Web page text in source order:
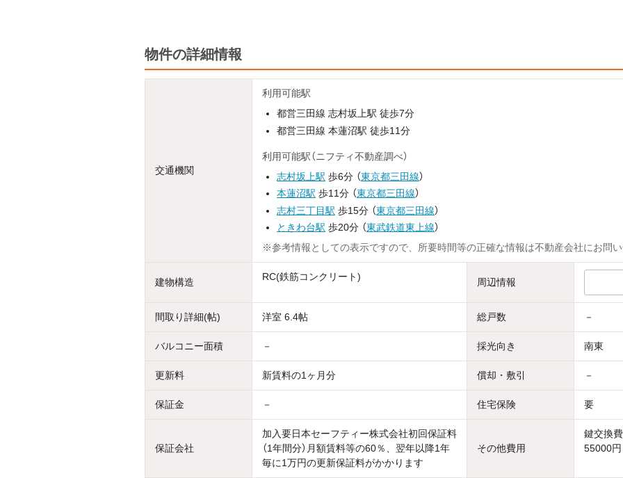
物件の詳細情報
交通機関
利用可能駅
都営三田線 志村坂上駅 徒歩7分
都営三田線 本蓮沼駅 徒歩11分
利用可能駅（ニフティ不動産調べ）
志村坂上駅 歩6分 （東京都三田線）
本蓮沼駅 歩11分 （東京都三田線）
志村三丁目駅 歩15分 （東京都三田線）
ときわ台駅 歩20分 （東武鉄道東上線）
※参考情報としての表示ですので、所要時間等の正確な情報は不動産会社にお問い
建物構造 RC(鉄筋コンクリート) 周辺情報
間取り詳細(帖) 洋室 6.4帖 総戸数 －
バルコニー面積 － 採光向き 南東
更新料 新賃料の1ヶ月分 償却・敷引 －
保証金 － 住宅保険 要
保証会社
加入要日本セーフティー株式会社初回保証料
（1年間分）月額賃料等の60％、翌年以降1年
毎に1万円の更新保証料がかかります
その他費用
鍵交換
55000円